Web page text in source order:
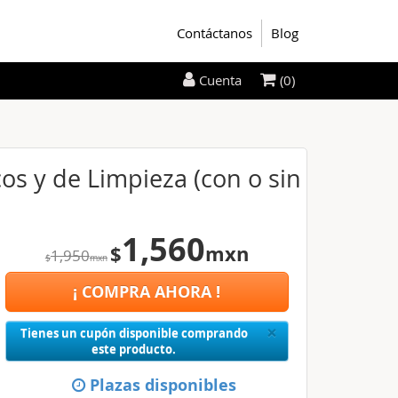
Contáctanos Blog
y de Limpieza (con o sin
$1,950mxn $1,560mxn
¡ COMPRA AHORA !
×Close
Tienes un cupón disponible comprando
este producto.
Plazas disponibles
Cuenta (0)